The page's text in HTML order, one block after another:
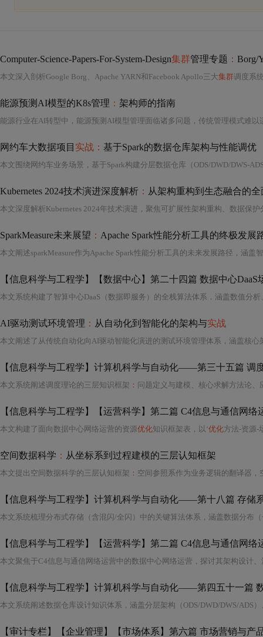
Computer-Science-Papers-For-System-Design集群管理专题 ： Borg/
本文深入剖析Google Borg、Apache YARN和Facebook Apollo三大集群调度系统的核心调度机制与架构设
能源预测AI模型的K8s管理 ： 架构师的指南
网约车大数据项目 实战： 基于Spark的数据仓库架构与性能调优
Kubernetes 2024技术演进深度解析 ： 从架构重构到生态融合的全
SparkMeasure未来展望 ： Apache Spark性能分析工具的终极发展
【信息科学与工程学】【数据中心】第二十四篇 数据中心DaaS
本文系统构建了智算中心DaaS（数据即服务）的全栈算法体系，涵盖数值分析
AI驱动测试环境管理 ： 从自动化到智能化的架构与实战
本文系统阐述调度理论的三层知识框架 ： 问题定义与建模、核心求解方法论、应用前沿；重点解析主动I/O设备任务设计六原则及并发单元识别；全面梳理覆盖基础至前沿的资源调度算法谱系，包
本文构建了面向数据中心网络运营的资源优化知识框架表，以‘优化方法-资源-场景-时间’为组合维度，系统梳理七类典型
空间数据科学 ： 从坐标系到过程建模的三层认知框架
本文提出空间数据科学的三层认知框架 ： 空间参照系作为业务逻辑的翻译器，空间关系代数将地理关系转化为可编程逻辑，空间过程建模实现时空动态演化分析。强调空间数据清洗、特征工程、模型训练与结
【信息科学与工程学】计算机科学与自动化——第十八篇 存
本文聚焦于C4信息与通信网络运营中的数据中心网络运营，探讨其架构设计
【信息科学与工程学】计算机科学与自动化——第四五十一篇
【审计专栏】【企业管理】【市场体系】第六篇 市场营销与产